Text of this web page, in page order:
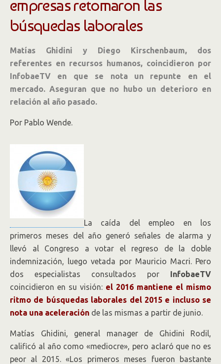
empresas retomaron las
búsquedas laborales
Matías Ghidini y Diego Kirschenbaum, dos
referentes en recursos humanos, coincidieron por
InfobaeTV en que se nota un repunte en el
mercado. Aseguran que no hubo un deterioro en
relación al año pasado.
Por Pablo Wende.
La caída del empleo en los
primeros meses del año generó señales de alarma y
llevó al Congreso a votar el regreso de la doble
indemnización, luego vetada por Mauricio Macri. Pero
dos especialistas consultados por InfobaeTV
coincidieron en su visión: el 2016 mantiene el mismo
ritmo de búsquedas laborales del 2015 e incluso se
nota una aceleración de las mismas a partir de junio.
Matías Ghidini, general manager de Ghidini Rodil,
calificó al año como «mediocre», pero aclaró que no es
peor al 2015. «Los primeros meses fueron bastante